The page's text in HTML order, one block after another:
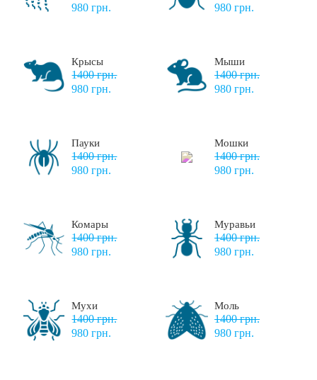
980 грн.
980 грн.
Крысы
1400 грн.
980 грн.
Мыши
1400 грн.
980 грн.
Пауки
1400 грн.
980 грн.
Мошки
1400 грн.
980 грн.
Комары
1400 грн.
980 грн.
Муравьи
1400 грн.
980 грн.
Мухи
1400 грн.
980 грн.
Моль
1400 грн.
980 грн.